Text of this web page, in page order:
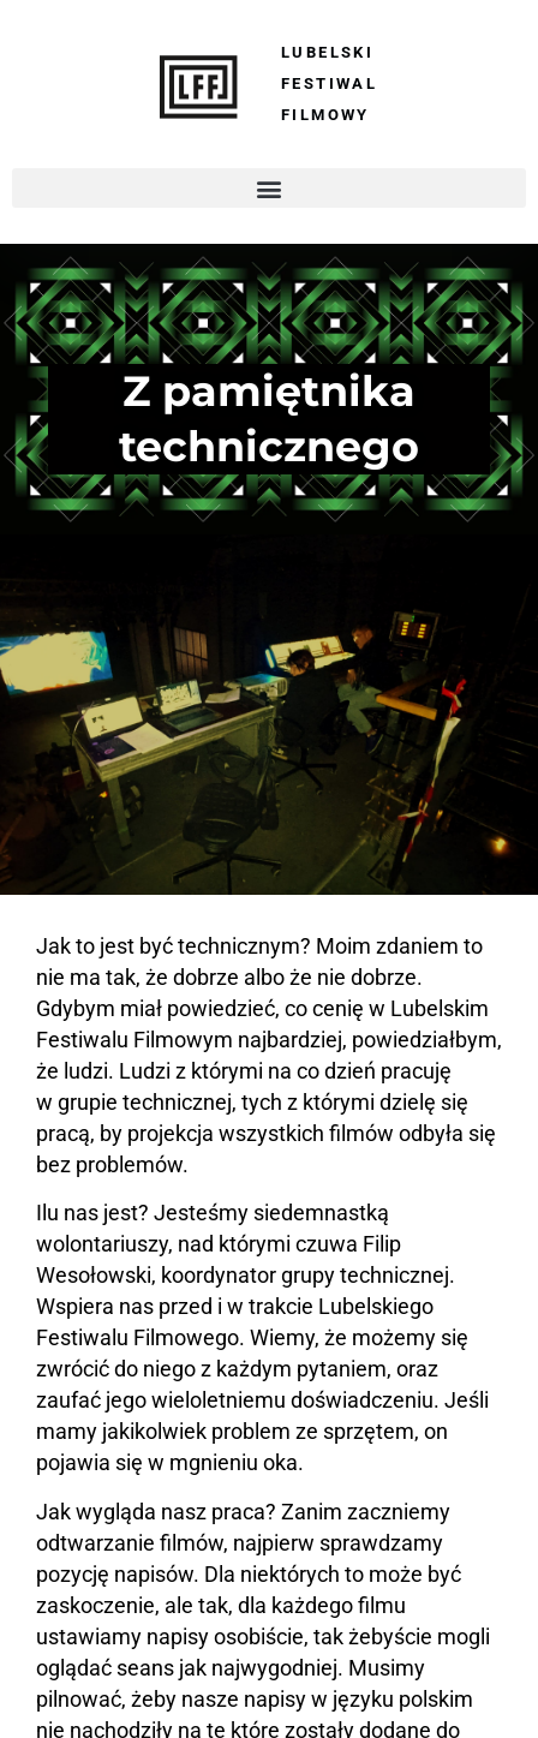
LUBELSKI
FESTIWAL
FILMOWY
Z pamiętnika
technicznego
Jak to jest być technicznym? Moim zdaniem to
nie ma tak, że dobrze albo że nie dobrze.
Gdybym miał powiedzieć, co cenię w Lubelskim
Festiwalu Filmowym najbardziej, powiedziałbym,
że ludzi. Ludzi z którymi na co dzień pracuję
w grupie technicznej, tych z którymi dzielę się
pracą, by projekcja wszystkich filmów odbyła się
bez problemów.
Ilu nas jest? Jesteśmy siedemnastką
wolontariuszy, nad którymi czuwa Filip
Wesołowski, koordynator grupy technicznej.
Wspiera nas przed i w trakcie Lubelskiego
Festiwalu Filmowego. Wiemy, że możemy się
zwrócić do niego z każdym pytaniem, oraz
zaufać jego wieloletniemu doświadczeniu. Jeśli
mamy jakikolwiek problem ze sprzętem, on
pojawia się w mgnieniu oka.
Jak wygląda nasz praca? Zanim zaczniemy
odtwarzanie filmów, najpierw sprawdzamy
pozycję napisów. Dla niektórych to może być
zaskoczenie, ale tak, dla każdego filmu
ustawiamy napisy osobiście, tak żebyście mogli
oglądać seans jak najwygodniej. Musimy
pilnować, żeby nasze napisy w języku polskim
nie nachodziły na te które zostały dodane do